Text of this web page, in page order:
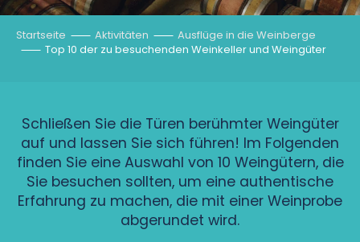
Startseite Aktivitäten
Ausflüge in die Weinberge
Top 10 der zu besuchenden Weinkeller und Weingüter
Schließen Sie die Türen berühmter Weingüter
auf und lassen Sie sich führen! Im Folgenden
finden Sie eine Auswahl von 10 Weingütern, die
Sie besuchen sollten, um eine authentische
Erfahrung zu machen, die mit einer Weinprobe
abgerundet wird.